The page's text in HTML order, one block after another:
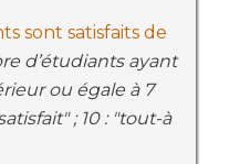
sont satisfaits de
d’étudiants ayant
ou égale à 7
; 10 : "tout-à